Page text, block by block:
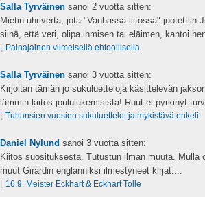
Salla Tyrväinen sanoi 2 vuotta sitten:
Mietin uhriverta, jota "Vanhassa liitossa" juotettiin
siinä, että veri, olipa ihmisen tai eläimen, kantoi
Painajainen viimeisellä ehtoollisella
Salla Tyrväinen sanoi 3 vuotta sitten:
Kirjoitan tämän jo sukuluetteloja käsittelevän
lämmin kiitos joululukemisista! Ruut ei pyrkinyt
Tuhansien vuosien sukuluettelot ja mykistävä enkeli
Daniel Nylund sanoi 3 vuotta sitten:
Kiitos suosituksesta. Tutustun ilman muuta. Mulla
muut Girardin englanniksi ilmestyneet kirjat....
16.9. Meister Eckhart & Eckhart Tolle